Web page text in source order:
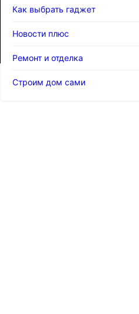
Как выбрать гаджет
Новости плюс
Ремонт и отделка
Строим дом сами